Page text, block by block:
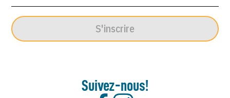
S'inscrire
Suivez-nous!